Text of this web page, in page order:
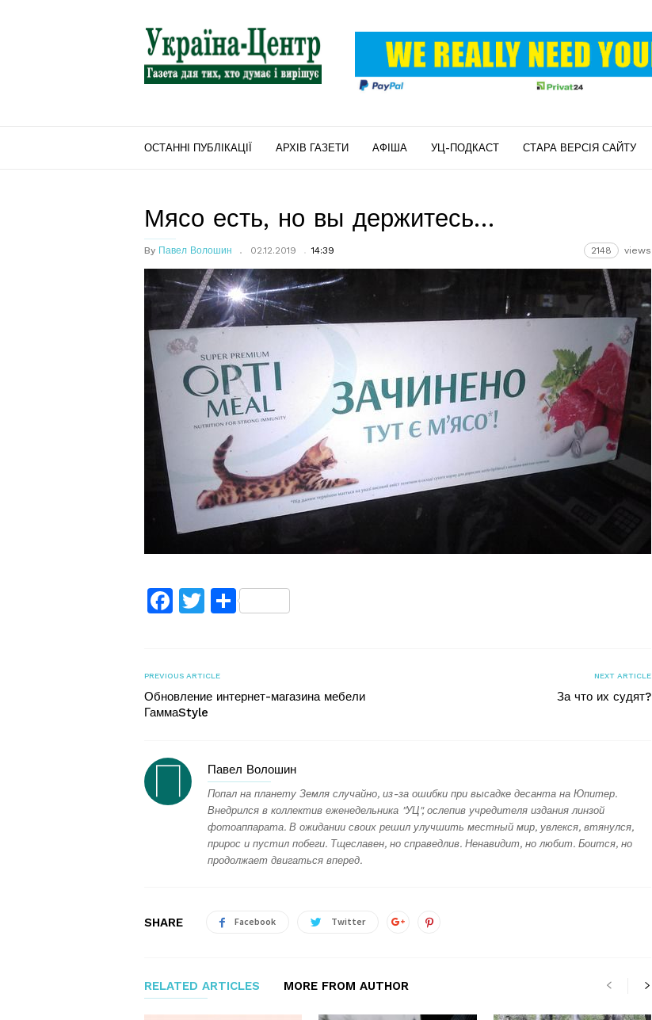
"Україна-
Центр"
ОСТАННІ ПУБЛІКАЦІЇ АРХІВ ГАЗЕТИ АФІША УЦ-ПОДКАСТ СТАРА ВЕРСІЯ САЙТУ
Мясо есть, но вы держитесь…
By Павел Волошин 02.12.2019 14:39 2148 views
Facebook
TwitterПоділитися
PREVIOUS ARTICLE
Обновление интернет-магазина мебели
ГаммаStyle
NEXT ARTICLE
За что их судят?
Павел Волошин
Попал на планету Земля случайно, из-за ошибки при высадке десанта на Юпитер.
Внедрился в коллектив еженедельника "УЦ", ослепив учредителя издания линзой
фотоаппарата. В ожидании своих решил улучшить местный мир, увлекся, втянулся,
прирос и пустил побеги. Тщеславен, но справедлив. Ненавидит, но любит. Боится, но
продолжает двигаться вперед.
SHARE Facebook Twitter
RELATED ARTICLES MORE FROM AUTHOR